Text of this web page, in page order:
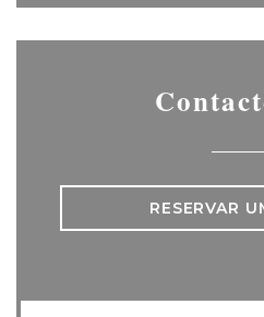
RESERVAR